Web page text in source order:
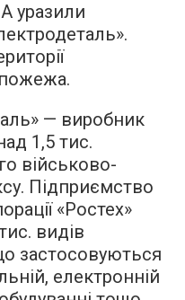
уразили
— виробник
1,5 тис.
військово-
Підприємство
«Ростех»
видів
застосовуються
електронній